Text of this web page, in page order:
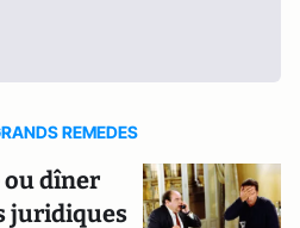
REMEDES
ou dîner
juridiques